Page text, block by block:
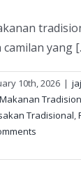
yang
10th, 2026 |
Makanan
Tradisional,